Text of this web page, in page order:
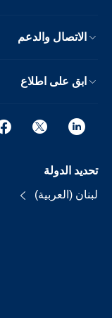
الاتصال والدعم
ابق على اطلاع
تحديد الدولة
لبنان (العربية)